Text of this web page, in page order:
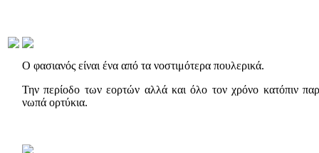
Ο φασιανός είναι ένα από τα νοστιμότερα πουλερικά.
Την περίοδο των εορτών αλλά και όλο τον χρόνο κατόπιν
νωπά ορτύκια.